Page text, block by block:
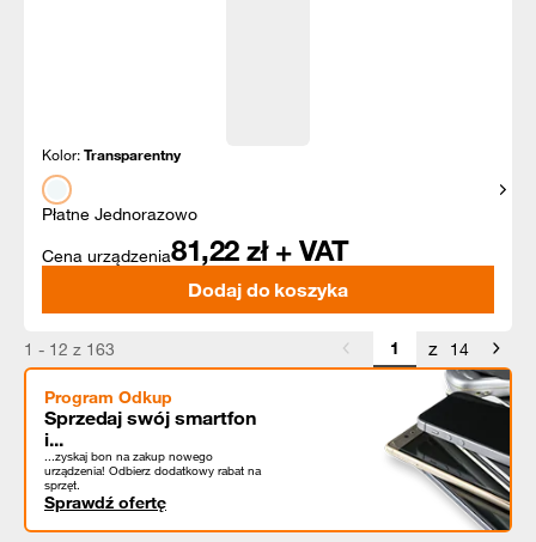
Kolor:Transparentny
Płatne Jednorazowo
Cena urządzenia81,22 zł + VAT
Dodaj do koszyka
1 - 12 z 163 z 14
Program Odkup
Sprzedaj swój smartfon
i...
...zyskaj bon na zakup nowego
urządzenia! Odbierz dodatkowy rabat na
sprzęt.
Sprawdź ofertę